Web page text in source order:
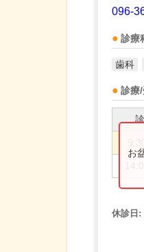
096-
診療
歯科
診療
お
休診日: